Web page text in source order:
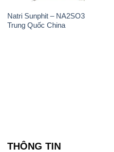
Natri Sunphit – NA2SO3
Trung Quốc China
THÔNG TIN